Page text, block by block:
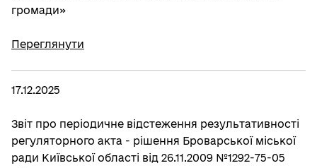
громади»
Переглянути
17.12.2025
Звіт про періодичне відстеження результативності
регуляторного акта - рішення Броварської міської
ради Київської області від 26.11.2009 №1292-75-05